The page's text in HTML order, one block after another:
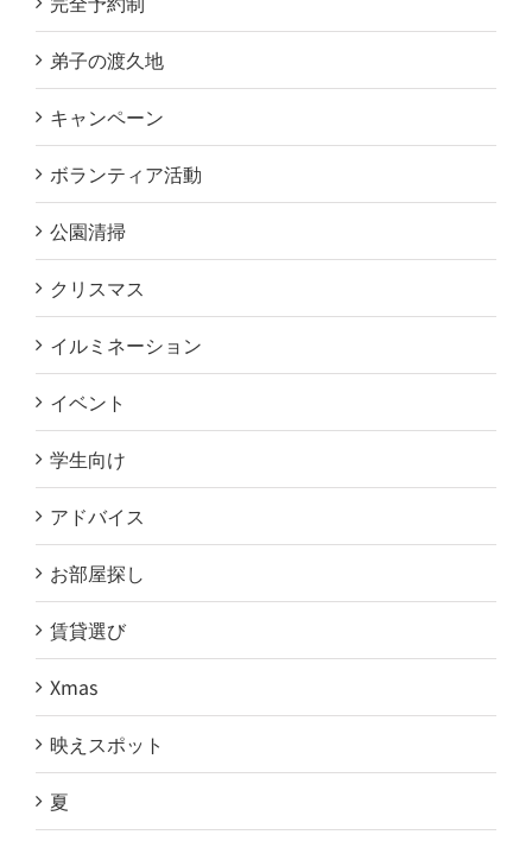
弟子の渡久地
キャンペーン
ボランティア活動
公園清掃
クリスマス
イルミネーション
イベント
学生向け
アドバイス
お部屋探し
賃貸選び
Xmas
映えスポット
夏